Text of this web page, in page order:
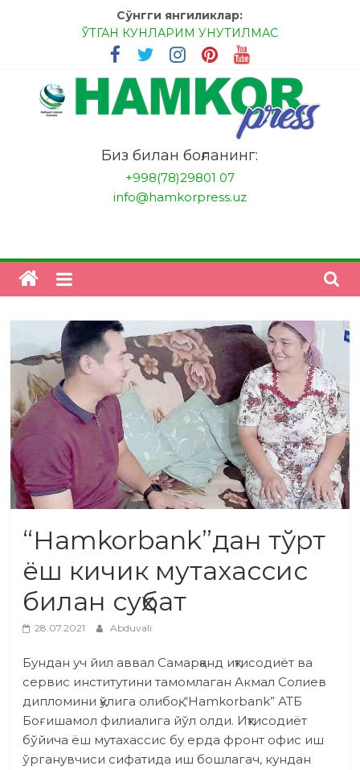
Сўнгги янгиликлар:
ЎТГАН КУНЛАРИМ УНУТИЛМАС
МЕССИ ВА РОНАЛДУ, АНА ЭНДИ ИККАЛАНГ ҲАМ
ҲУСАНОВГА ТАН БЕРИНГЛАР!
МЕҲР ОРҚАЛИ ШИФО
БАНКДА ИШЛАШ ОСОНМИ?
НАТИЖАГА ЭРИШИШ ЎЗ ҚЎЛИМИЗДА
"HamkorPress"
Биз билан боғланинг:
+998(78)29801 07
info@hamkorpress.uz
“Hamkorbank”дан тўрт
ёш кичик мутахассис
билан суҳбат
28.07.2021 Abduvali
Бундан уч йил аввал Самарқанд иқтисодиёт ва
сервис институтини тамомлаган Акмал Солиев
дипломини қўлига олибоқ, “Hamkorbank” АТБ
Боғишамол филиалига йўл олди. Иқтисодиёт
бўйича ёш мутахассис бу ерда фронт офис иш
ўрганувчиси сифатида иш бошлагач, кундан